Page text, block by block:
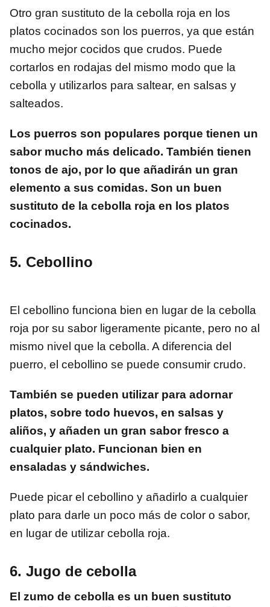
Otro gran sustituto de la cebolla roja en los
platos cocinados son los puerros, ya que están
mucho mejor cocidos que crudos. Puede
cortarlos en rodajas del mismo modo que la
cebolla y utilizarlos para saltear, en salsas y
salteados.
Los puerros son populares porque tienen un
sabor mucho más delicado. También tienen
tonos de ajo, por lo que añadirán un gran
elemento a sus comidas. Son un buen
sustituto de la cebolla roja en los platos
cocinados.
5. Cebollino
El cebollino funciona bien en lugar de la cebolla
roja por su sabor ligeramente picante, pero no al
mismo nivel que la cebolla. A diferencia del
puerro, el cebollino se puede consumir crudo.
También se pueden utilizar para adornar
platos, sobre todo huevos, en salsas y
aliños, y añaden un gran sabor fresco a
cualquier plato. Funcionan bien en
ensaladas y sándwiches.
Puede picar el cebollino y añadirlo a cualquier
plato para darle un poco más de color o sabor,
en lugar de utilizar cebolla roja.
6. Jugo de cebolla
El zumo de cebolla es un buen sustituto